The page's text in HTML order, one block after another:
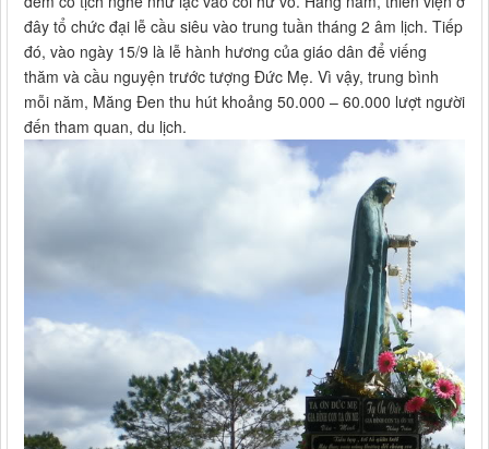
đây tổ chức đại lễ cầu siêu vào trung tuần tháng 2 âm lịch. Tiếp
đó, vào ngày 15/9 là lễ hành hương của giáo dân để viếng
thăm và cầu nguyện trước tượng Đức Mẹ. Vì vậy, trung bình
mỗi năm, Măng Đen thu hút khoảng 50.000 – 60.000 lượt người
đến tham quan, du lịch.